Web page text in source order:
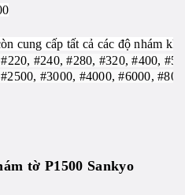
cung cấp tất cả các độ nhám
#240, #280, #320, #400,
#3000, #4000, #6000,
tờ P1500 Sankyo